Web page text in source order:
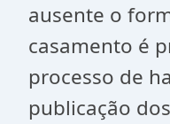
ausente o
casamento é
processo de
publicação